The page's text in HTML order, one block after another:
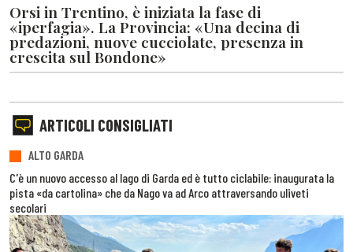
Orsi in Trentino, è iniziata la fase di
«iperfagia». La Provincia: «Una decina di
predazioni, nuove cucciolate, presenza in
crescita sul Bondone»
ARTICOLI CONSIGLIATI
ALTO GARDA
C'è un nuovo accesso al lago di Garda ed è tutto ciclabile: inaugurata la
pista «da cartolina» che da Nago va ad Arco attraversando uliveti
secolari